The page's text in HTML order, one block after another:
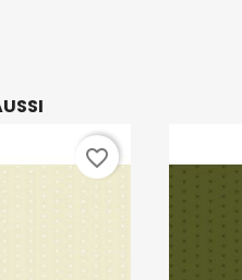
favorite_border